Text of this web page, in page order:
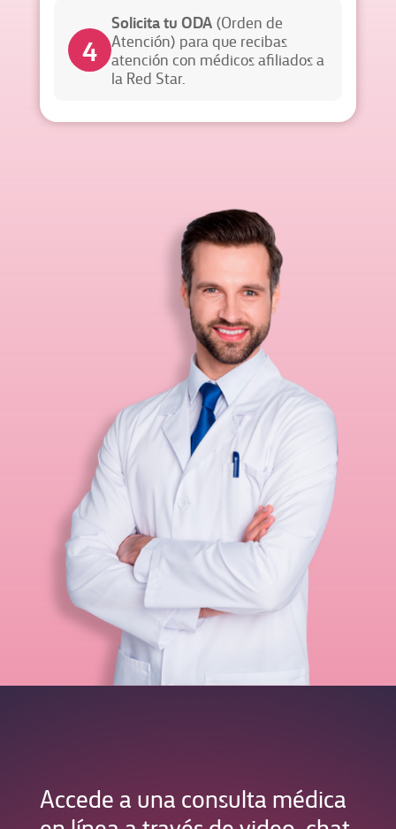
4
Solicita tu ODA(Orden de
Atención) para que recibas
atención con médicos afiliados a
la Red Star.
Accede a una consulta médica